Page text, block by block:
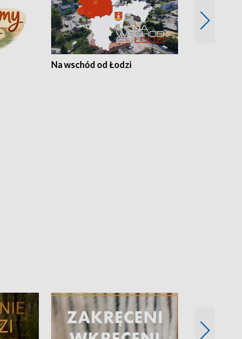
Na wschód od Łodzi